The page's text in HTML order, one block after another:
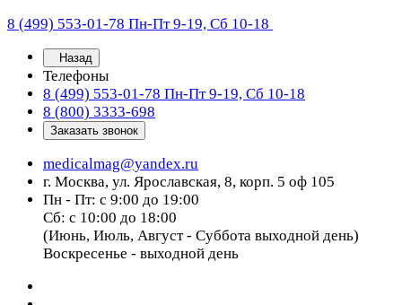
8 (499) 553-01-78 Пн-Пт 9-19, Сб 10-18
Назад
Телефоны
8 (499) 553-01-78 Пн-Пт 9-19, Сб 10-18
8 (800) 3333-698
Заказать звонок
medicalmag@yandex.ru
г. Москва, ул. Ярославская, 8, корп. 5 оф 105
Пн - Пт: с 9:00 до 19:00
Сб: с 10:00 до 18:00
(Июнь, Июль, Август - Суббота выходной день)
Воскресенье - выходной день